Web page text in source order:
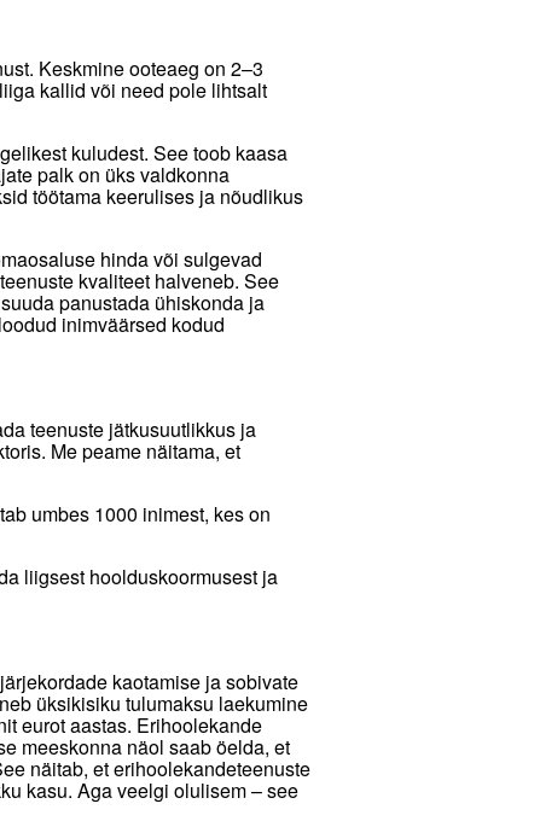
Keskmine ooteaeg on 2–3
kallid või need pole lihtsalt
kuludest. See toob kaasa
palk on üks valdkonna
töötama keerulises ja nõudlikus
hinda või sulgevad
kvaliteet halveneb. See
panustada ühiskonda ja
inimväärsed kodud
teenuste jätkusuutlikkus ja
Me peame näitama, et
umbes 1000 inimest, kes on
liigsest hoolduskoormusest ja
kaotamise ja sobivate
üksikisiku tulumaksu laekumine
eurot aastas. Erihoolekande
meeskonna näol saab öelda, et
näitab, et erihoolekandeteenuste
kasu. Aga veelgi olulisem – see